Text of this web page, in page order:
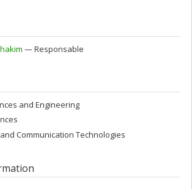
— Responsable
and Engineering
Communication Technologies